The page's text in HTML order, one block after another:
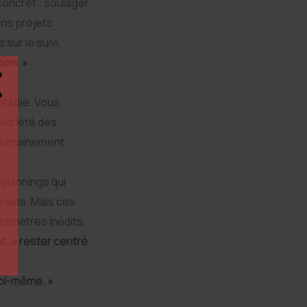
projets
sur le suivi.
»
Vous
des
qui
Mais ces
inédits,
à rester centré
même. »